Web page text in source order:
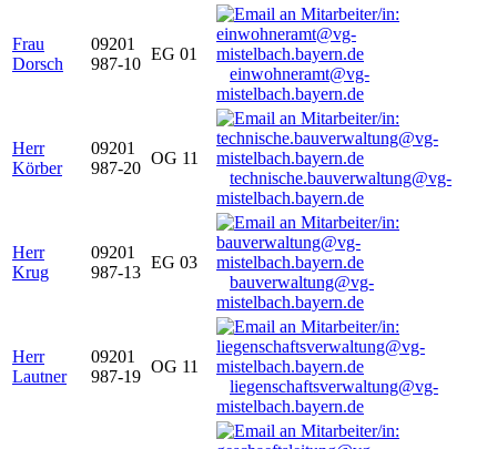
Frau
Dorsch
09201
987-10
EG 01
einwohneramt@vg-
mistelbach.bayern.de
Herr
Körber
09201
987-20
OG 11
technische.bauverwaltung@vg-
mistelbach.bayern.de
Herr
Krug
09201
987-13
EG 03
bauverwaltung@vg-
mistelbach.bayern.de
Herr
Lautner
09201
987-19
OG 11
liegenschaftsverwaltung@vg-
mistelbach.bayern.de